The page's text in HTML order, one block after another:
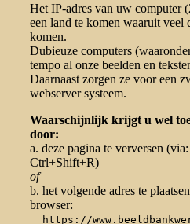
Het IP-adres van uw computer
een land te komen waaruit veel
komen.
Dubieuze computers
tempo al onze beelden en
Daarnaast zorgen ze voor een
webserver systeem.
Waarschijnlijk krijgt u wel
door:
a. deze pagina te verversen
Ctrl+Shift+R)
of
b. het volgende adres te
browser:
https://